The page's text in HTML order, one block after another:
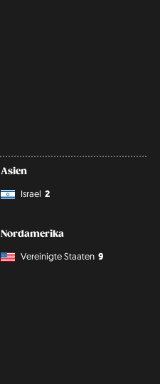
Asien
Israel 2
Nordamerika
Vereinigte Staaten 9